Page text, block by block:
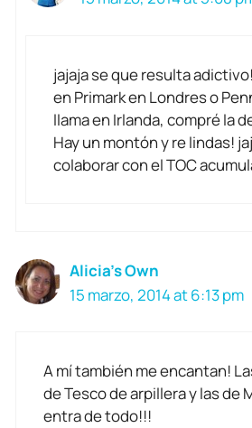
jajaja se que resulta
en Primark en Londres o
llama en Irlanda, compré la
Hay un montón y re lindas!
colaborar con el TOC
Alicia's Own
15 marzo, 2014 at 6:13 pm
A mí también me encantan!
de Tesco de arpillera y las de
entra de todo!!!